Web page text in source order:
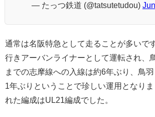
— たっつ鉄道 (@tatsutetudou)
通常は名阪特急として走ることが多いで
行きアーバンライナーとして運転され、
までの志摩線への入線は約6年ぶり、鳥
1年ぶりということで珍しい運用となり
れた編成はUL21編成でした。